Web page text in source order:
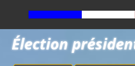
Élection